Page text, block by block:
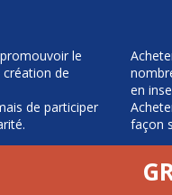
le
création de
de participer
en
façon